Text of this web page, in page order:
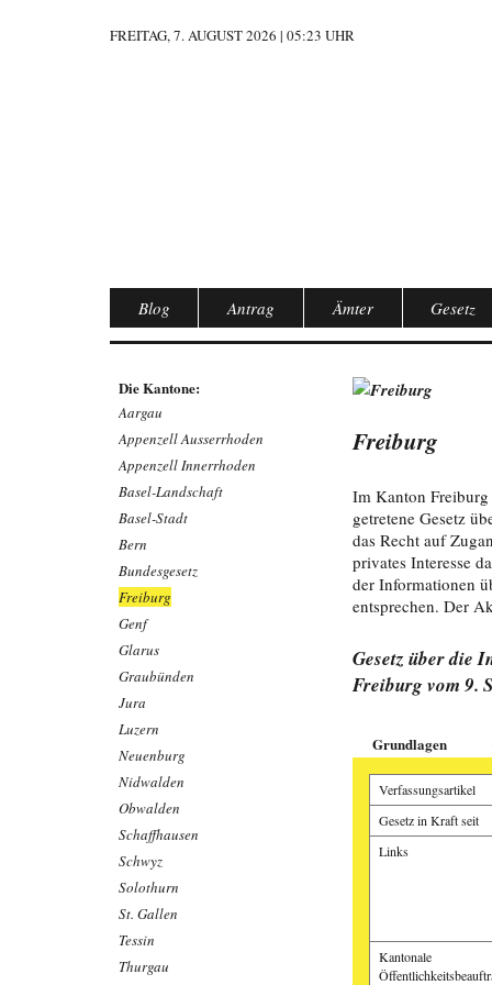
FREITAG, 7. AUGUST 2026 | 05:23 UHR
Blog Antrag Ämter Gesetz
Die Kantone:
Aargau
Appenzell Ausserrhoden
Appenzell Innerrhoden
Basel-Landschaft
Basel-Stadt
Bern
Bundesgesetz
Freiburg
Genf
Glarus
Graubünden
Jura
Luzern
Neuenburg
Nidwalden
Obwalden
Schaffhausen
Schwyz
Solothurn
St. Gallen
Tessin
Thurgau
Freiburg
Im Kanton Freiburg
getretene Gesetz
das Recht auf
privates Interesse
der Informationen
entsprechen. Der
Gesetz über die
Freiburg vom 9.
Grundlagen
Verfassungsartikel
Gesetz in Kraft seit
Links
Kantonale